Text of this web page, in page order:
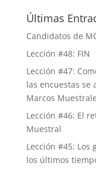
Últimas
Candidatos de
Lección #48: FIN
Lección #47:
las encuestas se
Marcos
Lección #46: El
Muestral
Lección #45: Los
los últimos